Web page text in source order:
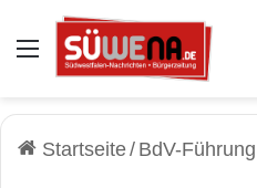
Auswahl
Startseite/ BdV-